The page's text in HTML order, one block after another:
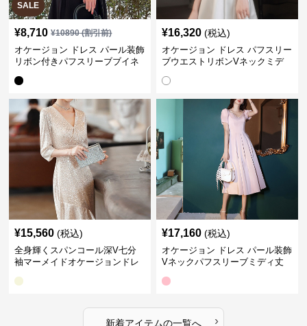
SALE
¥8,710 ¥10890(割引前)
オケージョン ドレス パール装飾
リボン付きパフスリーブブイネ
¥16,320 (税込)
オケージョン ドレス パフスリー
ブウエストリボンVネックミデ
¥15,560 (税込)
全身輝くスパンコール深V七分
袖マーメイドオケージョンドレ
¥17,160 (税込)
オケージョン ドレス パール装飾
Vネックパフスリーブミディ丈
新着アイテムの一覧へ ›